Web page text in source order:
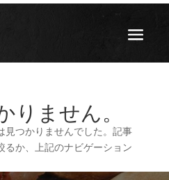
りません。
見つかりませんでした。記事
るか、上記のナビゲーション